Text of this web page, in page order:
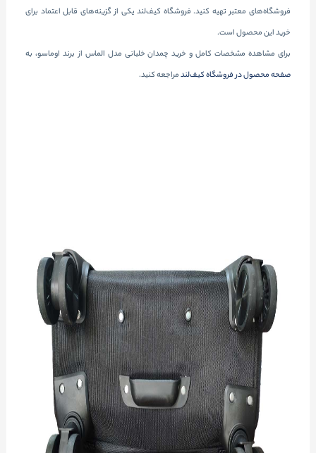
فروشگاه‌های معتبر تهیه کنید. فروشگاه کیف‌لند یکی از گزینه‌های قابل اعتماد برای
خرید این محصول است.
برای مشاهده مشخصات کامل و خرید چمدان خلبانی مدل الماس از برند اوماسو، به
صفحه محصول در فروشگاه کیف‌لندمراجعه کنید.